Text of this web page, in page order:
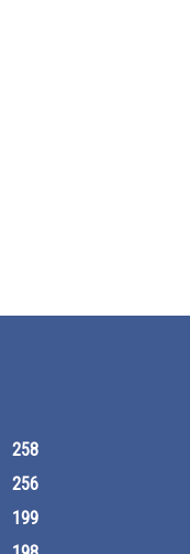
258
256
199